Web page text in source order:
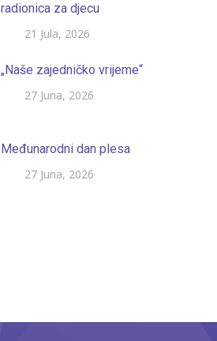
radionica za djecu
21 Jula, 2026
„Naše zajedničko vrijeme“
27 Juna, 2026
Međunarodni dan plesa
27 Juna, 2026